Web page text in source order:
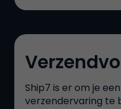
Ship7 is er om je
verzendervaring te